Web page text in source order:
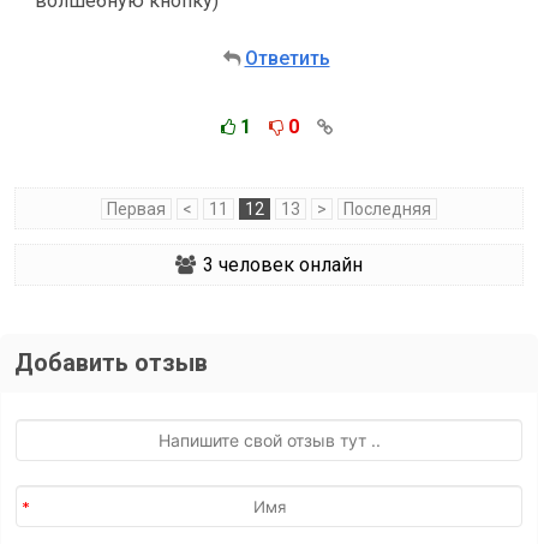
Ответить
1 0
Первая < 11 12 13 > Последняя
3 человек онлайн
Добавить отзыв